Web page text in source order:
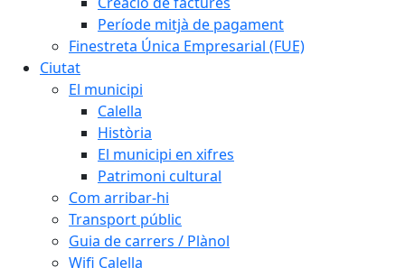
Període mitjà de pagament
Finestreta Única Empresarial (FUE)
Ciutat
El municipi
Calella
Història
El municipi en xifres
Patrimoni cultural
Com arribar-hi
Transport públic
Guia de carrers / Plànol
Wifi Calella